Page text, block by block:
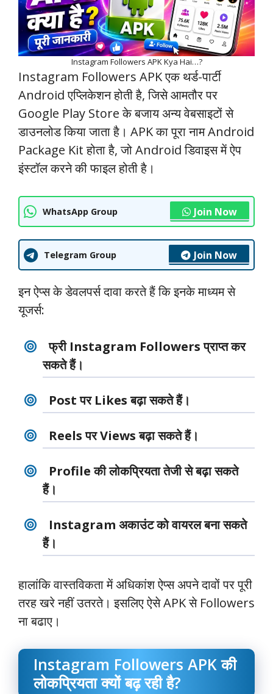
Instagram Followers APK Kya Hai…?
Instagram Followers APK एक थर्ड-पार्टी
Android एप्लिकेशन होती है, जिसे आमतौर पर
Google Play Store के बजाय अन्य वेबसाइटों से
डाउनलोड किया जाता है। APK का पूरा नाम Android
Package Kit होता है, जो Android डिवाइस में ऐप
इंस्टॉल करने की फाइल होती है।
WhatsApp Group Join Now
Telegram Group Join Now
इन ऐप्स के डेवलपर्स दावा करते हैं कि इनके माध्यम से
यूजर्स:
फ्री Instagram Followers प्राप्त कर
सकते हैं।
Post पर Likes बढ़ा सकते हैं।
Reels पर Views बढ़ा सकते हैं।
Profile की लोकप्रियता तेजी से बढ़ा सकते
हैं।
Instagram अकाउंट को वायरल बना सकते
हैं।
हालांकि वास्तविकता में अधिकांश ऐप्स अपने दावों पर पूरी
तरह खरे नहीं उतरते। इसलिए ऐसे APK से Followers
ना बढाए।
Instagram Followers APK की
लोकप्रियता क्यों बढ़ रही है?